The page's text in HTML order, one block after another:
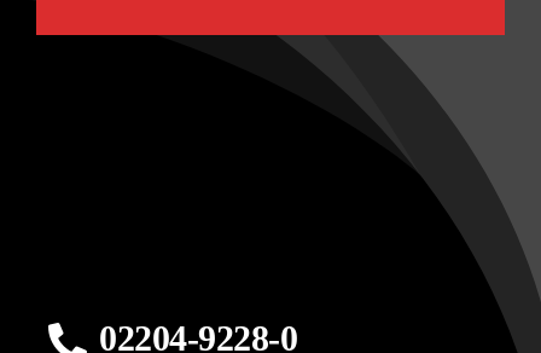
02204-9228-0